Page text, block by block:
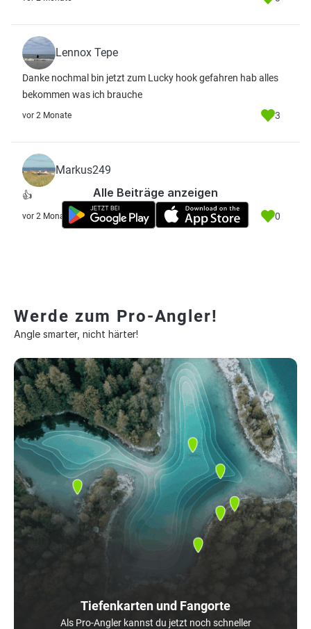
Lennox Tepe
Danke nochmal bin jetzt zum Lucky hook gefahren hab alles
bekommen was ich brauche
vor 2 Monate 3
Markus249
👍
vor 2 Monate 0
Alle Beiträge anzeigen
Werde zum Pro-Angler!
Angle smarter, nicht härter!
Tiefenkarten und Fangorte
Als Pro-Angler kannst du jetzt noch schneller